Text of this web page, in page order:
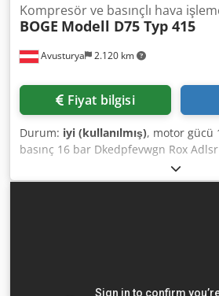
Avusturya 2.120 km
Kompresör ve basınçlı hava
BOGE Modell D75 Typ 415
Fiyat bilgisi
Durum: iyi (kullanılmış), motor gücü
basınç 16 bar Dkedpfevwgn Rox Adlsr